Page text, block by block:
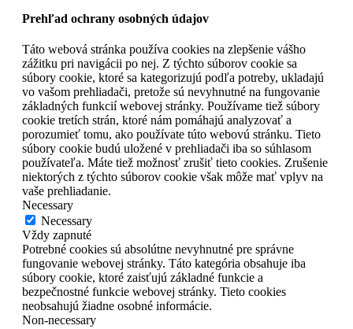
Prehľad ochrany osobných údajov
Táto webová stránka používa cookies na zlepšenie vášho
zážitku pri navigácii po nej. Z týchto súborov cookie sa
súbory cookie, ktoré sa kategorizujú podľa potreby, ukladajú
vo vašom prehliadači, pretože sú nevyhnutné na fungovanie
základných funkcií webovej stránky. Používame tiež súbory
cookie tretích strán, ktoré nám pomáhajú analyzovať a
porozumieť tomu, ako používate túto webovú stránku. Tieto
súbory cookie budú uložené v prehliadači iba so súhlasom
používateľa. Máte tiež možnosť zrušiť tieto cookies. Zrušenie
niektorých z týchto súborov cookie však môže mať vplyv na
vaše prehliadanie.
Necessary
Necessary
Vždy zapnuté
Potrebné cookies sú absolútne nevyhnutné pre správne
fungovanie webovej stránky. Táto kategória obsahuje iba
súbory cookie, ktoré zaisťujú základné funkcie a
bezpečnostné funkcie webovej stránky. Tieto cookies
neobsahujú žiadne osobné informácie.
Non-necessary